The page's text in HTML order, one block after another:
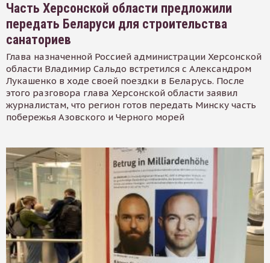
Часть Херсонской области предложили
передать Беларуси для строительства
санаториев
Глава назначенной Россией администрации Херсонской
области Владимир Сальдо встретился с Александром
Лукашенко в ходе своей поездки в Беларусь. После
этого разговора глава Херсонской области заявил
журналистам, что регион готов передать Минску часть
побережья Азовского и Черного морей